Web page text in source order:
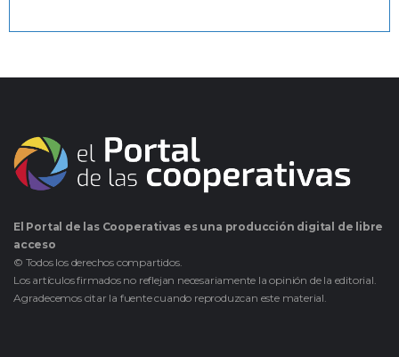
El Portal de las Cooperativas es una producción digital de libre
acceso
© Todos los derechos compartidos.
Los artículos firmados no reflejan necesariamente la opinión de la editorial.
Agradecemos citar la fuente cuando reproduzcan este material.